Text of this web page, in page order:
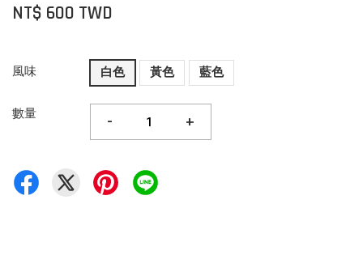
NT$ 600 TWD
風味 白色 黃色 藍色
數量 - +